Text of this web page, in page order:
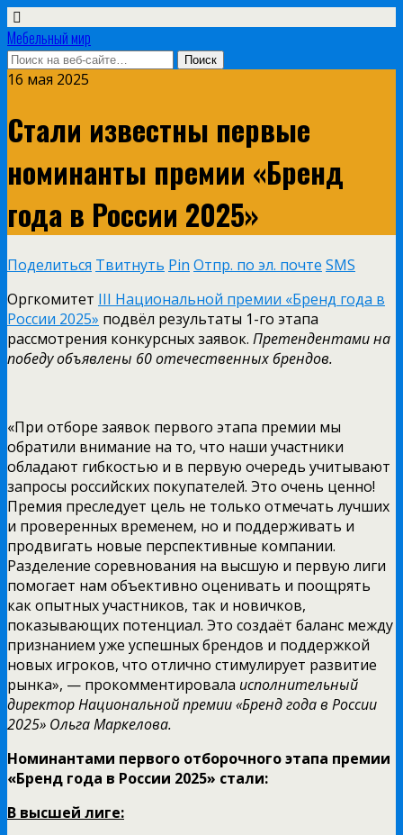
Мебельный мир
16 мая 2025
Стали известны первые
номинанты премии «Бренд
года в России 2025»
Поделиться Твитнуть Pin Отпр. по эл. почте SMS
Оргкомитет III Национальной премии «Бренд года в
России 2025» подвёл результаты 1-го этапа
рассмотрения конкурсных заявок. Претендентами на
победу объявлены 60 отечественных брендов.
«При отборе заявок первого этапа премии мы
обратили внимание на то, что наши участники
обладают гибкостью и в первую очередь учитывают
запросы российских покупателей. Это очень ценно!
Премия преследует цель не только отмечать лучших
и проверенных временем, но и поддерживать и
продвигать новые перспективные компании.
Разделение соревнования на высшую и первую лиги
помогает нам объективно оценивать и поощрять
как опытных участников, так и новичков,
показывающих потенциал. Это создаёт баланс между
признанием уже успешных брендов и поддержкой
новых игроков, что отлично стимулирует развитие
рынка», — прокомментировала исполнительный
директор Национальной премии «Бренд года в России
2025» Ольга Маркелова.
Номинантами первого отборочного этапа премии
«Бренд года в России 2025» стали:
В высшей лиге: